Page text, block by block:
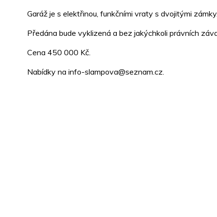
Garáž je s elektřinou, funkčními vraty s dvojitými zámky.
Předána bude vyklizená a bez jakýchkoli právních
Cena 450 000 Kč.
Nabídky na info-slampova@seznam.cz.